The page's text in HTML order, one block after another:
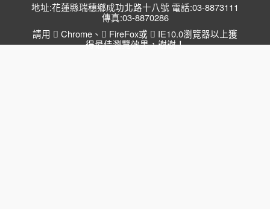
地址:花蓮縣瑞穗鄉成功北路十八號 電話:03-8873111
傳真:03-8870286
請用
Chrome 、 FireFox或
IE10.0瀏覽器以上獲
得最佳瀏覽效果，謝謝！